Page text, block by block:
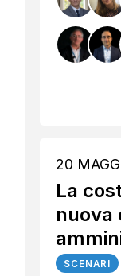
20
La
nuova
SCENARI